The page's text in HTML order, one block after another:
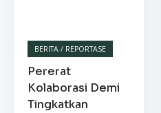
BERITA / REPORTASE
Pererat
Kolaborasi Demi
Tingkatkan